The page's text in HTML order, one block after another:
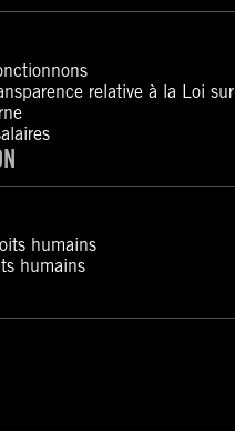
relative à la Loi sur
humains
humains